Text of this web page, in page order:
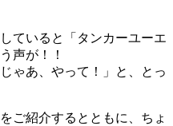
ていると「タンカーユーエ
声が！！
ゃあ、やって！」と、とっ
ご紹介するとともに、ちょ